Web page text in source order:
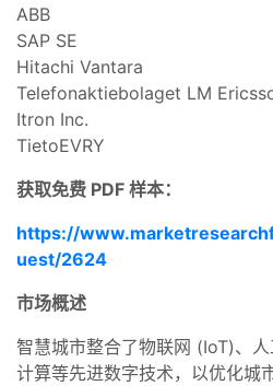
ABB
SAP SE
Hitachi Vantara
Telefonaktiebolaget LM
Itron Inc.
TietoEVRY
获取免费 PDF 样本：
https://
uest/2624
市场概述
智慧城市整合了物联网 (IoT)、
计算等先进数字技术，以优化城